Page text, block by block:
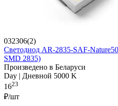
032306(2)
Светодиод AR-2835-SAF-
SMD 2835)
Произведено в Беларуси
Day | Дневной 5000 K
1623
₽/шт